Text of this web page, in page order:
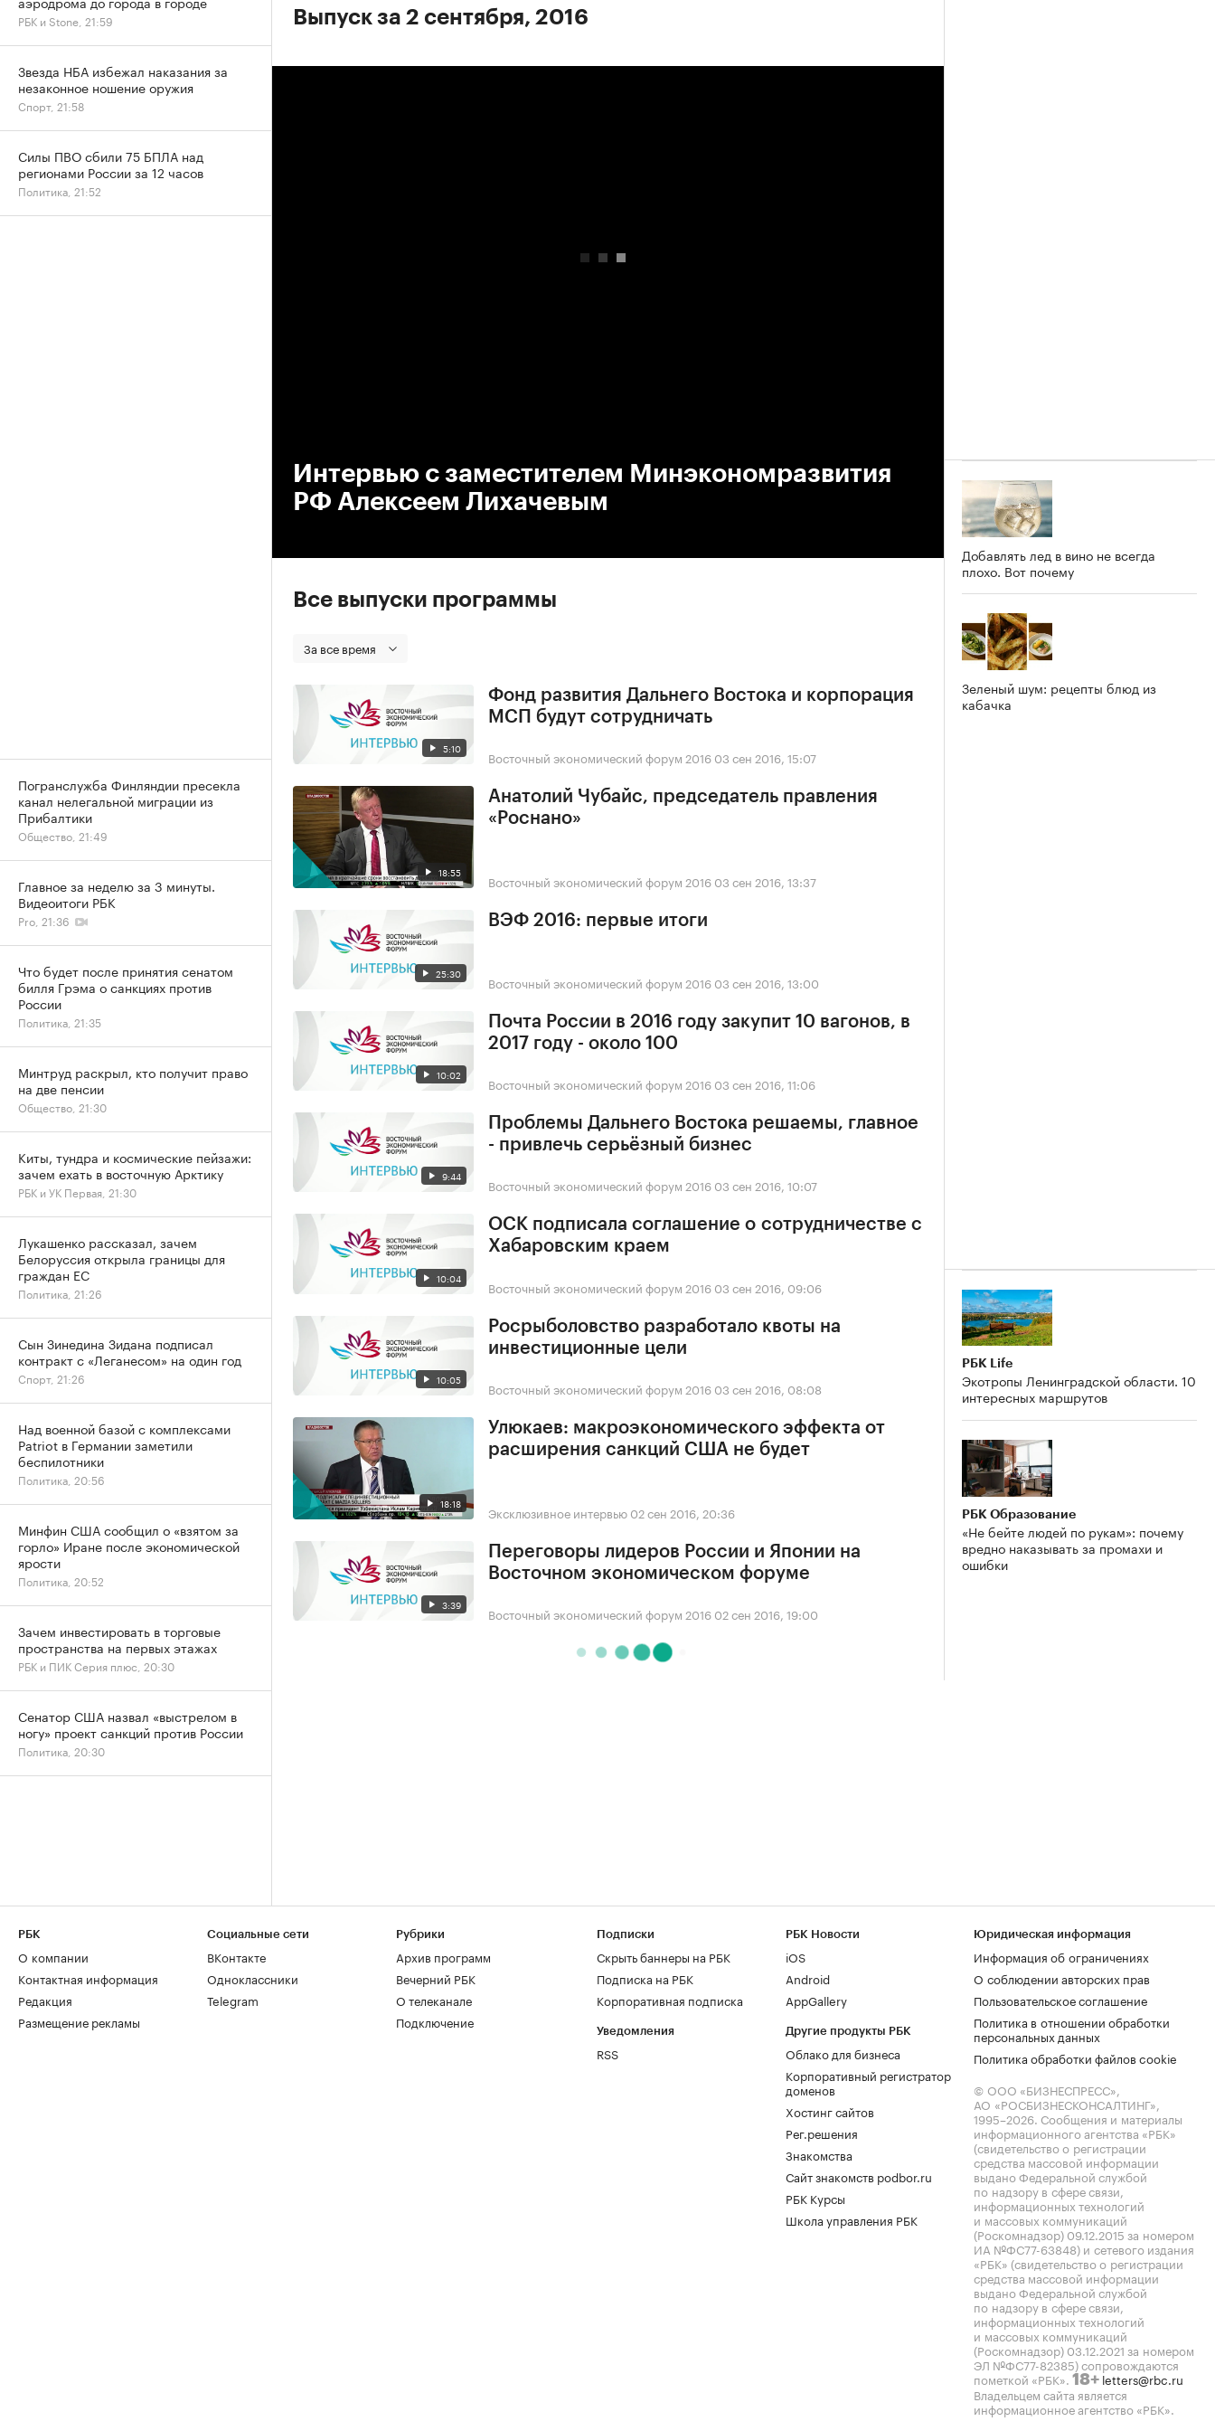
Выпуск за 2 сентября, 2016
Интервью с заместителем Минэкономразвития
РФ Алексеем Лихачевым
Все выпуски программы
За все время
5:10
Фонд развития Дальнего Востока и корпорация
МСП будут сотрудничать
Восточный экономический форум 2016 03 сен 2016, 15:07
18:55
Анатолий Чубайс, председатель правления
«Роснано»
Восточный экономический форум 2016 03 сен 2016, 13:37
25:30
ВЭФ 2016: первые итоги
Восточный экономический форум 2016 03 сен 2016, 13:00
10:02
Почта России в 2016 году закупит 10 вагонов, в
2017 году - около 100
Восточный экономический форум 2016 03 сен 2016, 11:06
9:44
Проблемы Дальнего Востока решаемы, главное
- привлечь серьёзный бизнес
Восточный экономический форум 2016 03 сен 2016, 10:07
10:04
ОСК подписала соглашение о сотрудничестве с
Хабаровским краем
Восточный экономический форум 2016 03 сен 2016, 09:06
10:05
Росрыболовство разработало квоты на
инвестиционные цели
Восточный экономический форум 2016 03 сен 2016, 08:08
18:18
Улюкаев: макроэкономического эффекта от
расширения санкций США не будет
Эксклюзивное интервью 02 сен 2016, 20:36
3:39
Переговоры лидеров России и Японии на
Восточном экономическом форуме
Восточный экономический форум 2016 02 сен 2016, 19:00
Добавлять лед в вино не всегда
плохо. Вот почему
Зеленый шум: рецепты блюд из
кабачка
РБК Life
Экотропы Ленинградской области. 10
интересных маршрутов
РБК Образование
«Не бейте людей по рукам»: почему
вредно наказывать за промахи и
ошибки
РБК и Stone, 21:59
Звезда НБА избежал наказания за
незаконное ношение оружия
Спорт, 21:58
Силы ПВО сбили 75 БПЛА над
регионами России за 12 часов
Политика, 21:52
Погранслужба Финляндии пресекла
канал нелегальной миграции из
Прибалтики
Общество, 21:49
Главное за неделю за 3 минуты.
Видеоитоги РБК
Pro, 21:36
Что будет после принятия сенатом
билля Грэма о санкциях против
России
Политика, 21:35
Минтруд раскрыл, кто получит право
на две пенсии
Общество, 21:30
Киты, тундра и космические пейзажи:
зачем ехать в восточную Арктику
РБК и УК Первая, 21:30
Лукашенко рассказал, зачем
Белоруссия открыла границы для
граждан ЕС
Политика, 21:26
Сын Зинедина Зидана подписал
контракт с «Леганесом» на один год
Спорт, 21:26
Над военной базой с комплексами
Patriot в Германии заметили
беспилотники
Политика, 20:56
Минфин США сообщил о «взятом за
горло» Иране после экономической
ярости
Политика, 20:52
Зачем инвестировать в торговые
пространства на первых этажах
РБК и ПИК Серия плюс, 20:30
Сенатор США назвал «выстрелом в
ногу» проект санкций против России
Политика, 20:30
РБК
О компании
Контактная информация
Редакция
Размещение рекламы
Социальные сети
ВКонтакте
Одноклассники
Telegram
Рубрики
Архив программ
Вечерний РБК
О телеканале
Подключение
Подписки
Скрыть баннеры на РБК
Подписка на РБК
Корпоративная подписка
Уведомления
RSS
РБК Новости
iOS
Android
AppGallery
Другие продукты РБК
Облако для бизнеса
Корпоративный регистратор
доменов
Хостинг сайтов
Рег.решения
Знакомства
Сайт знакомств podbor.ru
РБК Курсы
Школа управления РБК
Юридическая информация
Информация об ограничениях
О соблюдении авторских прав
Пользовательское соглашение
Политика в отношении обработки
персональных данных
Политика обработки файлов cookie
© ООО «БИЗНЕСПРЕСС»,
АО «РОСБИЗНЕСКОНСАЛТИНГ»,
1995–2026. Сообщения и материалы
информационного агентства «РБК»
(свидетельство о регистрации
средства массовой информации
выдано Федеральной службой
по надзору в сфере связи,
информационных технологий
и массовых коммуникаций
(Роскомнадзор) 09.12.2015 за номером
ИА №ФС77-63848) и сетевого издания
«РБК» (свидетельство о регистрации
средства массовой информации
выдано Федеральной службой
по надзору в сфере связи,
информационных технологий
и массовых коммуникаций
(Роскомнадзор) 03.12.2021 за номером
ЭЛ №ФС77-82385) сопровождаются
пометкой «РБК». 18+ letters@rbc.ru
Владельцем сайта является
информационное агентство «РБК».